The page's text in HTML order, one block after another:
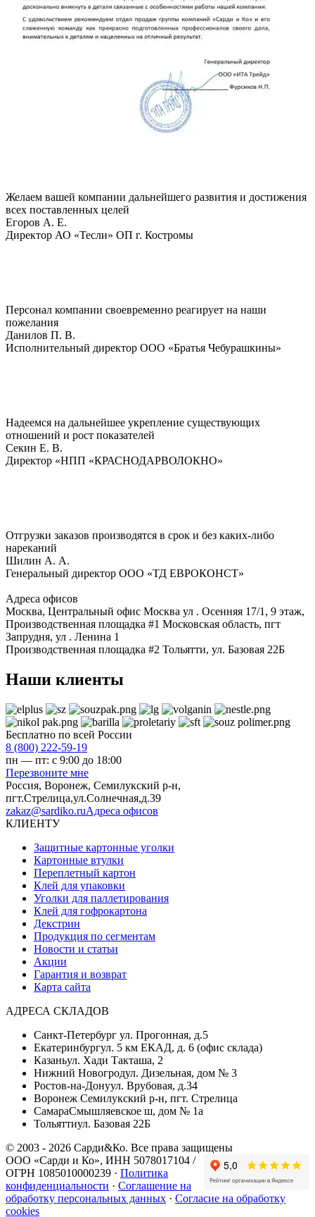
Желаем вашей компании дальнейшего развития и достижения
всех поставленных целей
Егоров A. E.
Директор АО «Тесли» ОП г. Костромы
Персонал компании своевременно реагирует на наши
пожелания
Данилов П. В.
Исполнительный директор ООО «Братья Чебурашкины»
Надеемся на дальнейшее укрепление существующих
отношений и рост показателей
Секин Е. В.
Директор «НПП «КРАСНОДАРВОЛОКНО»
Отгрузки заказов производятся в срок и без каких-либо
нареканий
Шилин А. А.
Генеральный директор ООО «ТД ЕВРОКОНСТ»
Адреса офисов
Москва, Центральный офис Москва ул . Осенняя 17/1, 9 этаж,
Производственная площадка #1 Московская область, пгт
Запрудня, ул . Ленина 1
Производственная площадка #2 Тольятти, ул. Базовая 22Б
Наши клиенты
Бесплатно по всей России
8 (800) 222-59-19
пн — пт: с 9:00 до 18:00
Перезвоните мне
Россия, Воронеж, Семилукский р-н,
пгт.Стрелица,ул.Солнечная,д.39
zakaz@sardiko.ruАдреса офисов
КЛИЕНТУ
Защитные картонные уголки
Картонные втулки
Переплетный картон
Клей для упаковки
Уголки для паллетирования
Клей для гофрокартона
Декстрин
Продукция по сегментам
Новости и статьи
Акции
Гарантия и возврат
Карта сайта
АДРЕСА СКЛАДОВ
Санкт-Петербург ул. Прогонная, д.5
Екатеринбургул. 5 км ЕКАД, д. 6 (офис склада)
Казаньул. Хади Такташа, 2
Нижний Новогродул. Дизельная, дом № 3
Ростов-на-Донуул. Врубовая, д.34
Воронеж Семилукский р-н, пгт. Стрелица
СамараСмышляевское ш, дом № 1а
Тольяттиул. Базовая 22Б
© 2003 - 2026 Сарди&Ко. Все права защищены
ООО «Сарди и Ко», ИНН 5078017104 /
ОГРН 1085010000239 · Политика
конфиденциальности · Соглашение на
обработку персональных данных · Согласие на обработку
cookies